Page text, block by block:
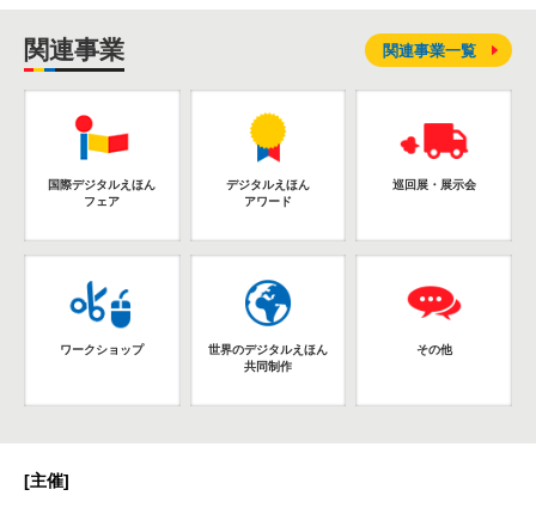
関連事業
国際デジタルえほん
フェア
デジタルえほん
アワード
巡回展・展示会
ワークショップ
世界のデジタルえほん
共同制作
その他
関連事業一覧
[主催]